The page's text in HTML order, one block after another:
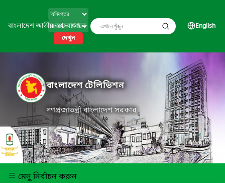
বাংলাদেশ জাতীয় তথ্য বাতায়ন
দেখুন
English
বাংলাদেশ টেলিভিশন
গণপ্রজাতন্ত্রী বাংলাদেশ সরকার
মেনু নির্বাচন করুন